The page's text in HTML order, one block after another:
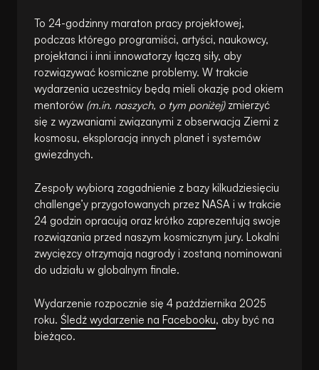
To 24-godzinny maraton pracy projektowej,
podczas którego programiści, artyści, naukowcy,
projektanci i inni innowatorzy łączą siły, aby
rozwiązywać kosmiczne problemy. W trakcie
wydarzenia uczestnicy będą mieli okazję pod okiem
mentorów (m.in. naszych, o tym poniżej)zmierzyć
się z wyzwaniami związanymi z obserwacją Ziemi z
kosmosu, eksploracją innych planet i systemów
gwiezdnych.
Zespoły wybiorą zagadnienie z bazy kilkudziesięciu
challenge’y przygotowanych przez NASA i w trakcie
24 godzin opracują oraz krótko zaprezentują swoje
rozwiązania przed naszym kosmicznym jury. Lokalni
zwycięzcy otrzymają nagrody i zostaną nominowani
do udziału w globalnym finale.
Wydarzenie rozpocznie się 4 października 2025
roku. Śledź wydarzenie na Facebooku, aby być na
bieżąco.